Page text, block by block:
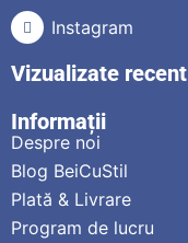
Instagram
Vizualizate recent
Informații
Despre noi
Blog BeiCuStil
Plată & Livrare
Program de lucru